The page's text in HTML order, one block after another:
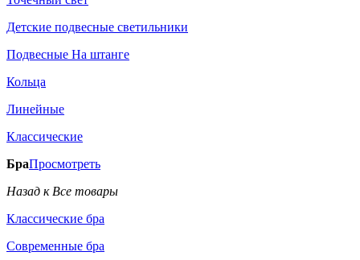
Детские подвесные светильники
Подвесные На штанге
Кольца
Линейные
Классические
БраПросмотреть
Назад к Все товары
Классические бра
Современные бра